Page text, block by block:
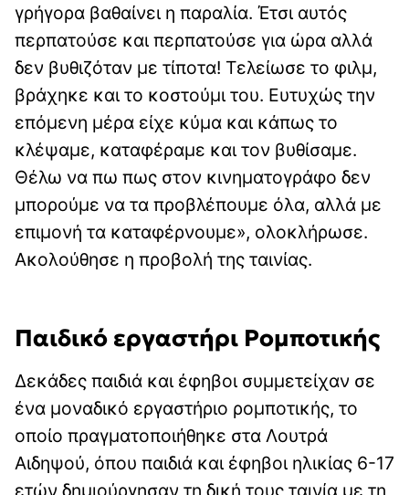
γρήγορα βαθαίνει η παραλία. Έτσι αυτός
περπατούσε και περπατούσε για ώρα αλλά
δεν βυθιζόταν με τίποτα! Τελείωσε το φιλμ,
βράχηκε και το κοστούμι του. Ευτυχώς την
επόμενη μέρα είχε κύμα και κάπως το
κλέψαμε, καταφέραμε και τον βυθίσαμε.
Θέλω να πω πως στον κινηματογράφο δεν
μπορούμε να τα προβλέπουμε όλα, αλλά με
επιμονή τα καταφέρνουμε», ολοκλήρωσε.
Ακολούθησε η προβολή της ταινίας.
Παιδικό εργαστήρι Ρομποτικής
Δεκάδες παιδιά και έφηβοι συμμετείχαν σε
ένα μοναδικό εργαστήριο ρομποτικής, το
οποίο πραγματοποιήθηκε στα Λουτρά
Αιδηψού, όπου παιδιά και έφηβοι ηλικίας 6-17